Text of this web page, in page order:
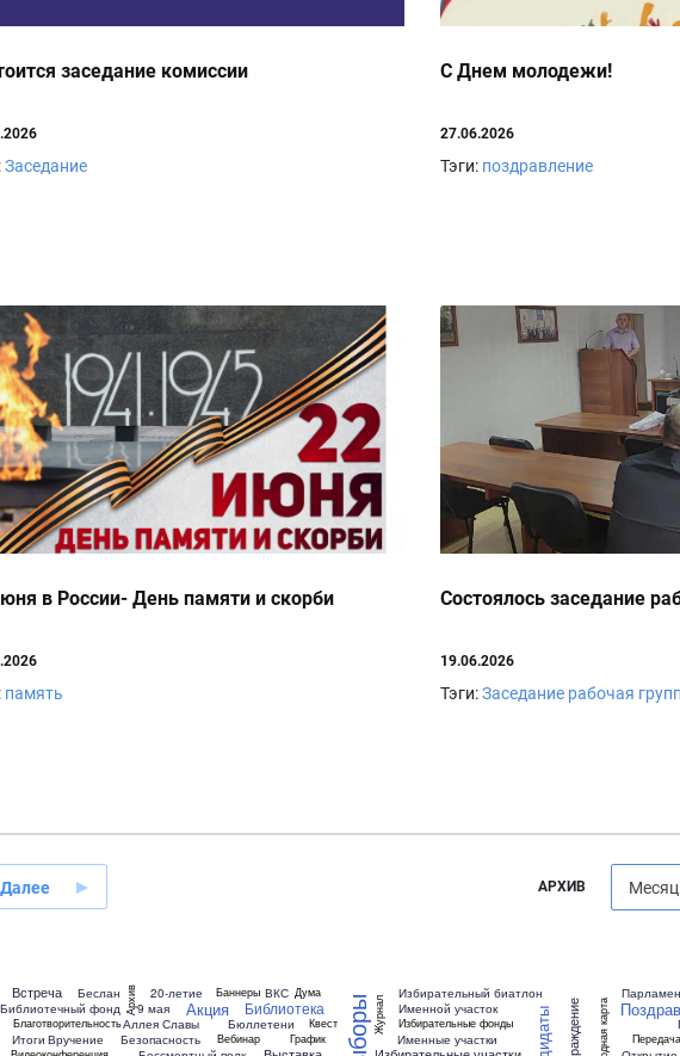
заседание комиссии
Заседание
С Днем молодежи!
27.06.2026
Тэги: поздравление
в России- День памяти и скорби
память
Состоялось заседание
19.06.2026
Тэги:Заседание рабочая
Далее АРХИВ Месяц
20-летие
9 мая
Акция
Аллея Славы
Архив Баннеры
Безопасность
Беслан
Библиотека
Библиотечный фонд
Благотворительность Бюллетени
ВКС
Вебинар
Вручение
Встреча
Выборы
График
Дума
Журнал Избирательные фонды
Избирательный биатлон
Именной участок
Именные участки
Итоги
Квест Награждение Народная карта Передача